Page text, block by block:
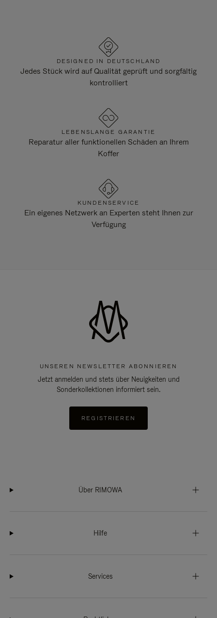
DESIGNED IN DEUTSCHLAND
Jedes Stück wird auf Qualität geprüft und sorgfältig
kontrolliert
LEBENSLANGE GARANTIE
Reparatur aller funktionellen Schäden an Ihrem
Koffer
KUNDENSERVICE
Ein eigenes Netzwerk an Experten steht Ihnen zur
Verfügung
UNSEREN NEWSLETTER ABONNIEREN
Jetzt anmelden und stets über Neuigkeiten und
Sonderkollektionen informiert sein.
REGISTRIEREN
Über RIMOWA
Hilfe
Services